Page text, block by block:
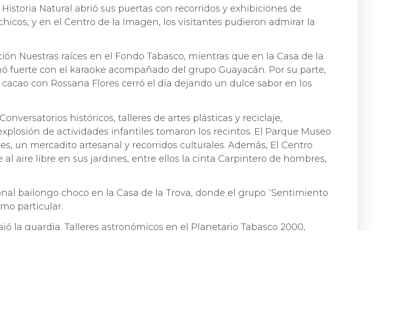
Natural abrió sus puertas con recorridos y exhibiciones de
y en el Centro de la Imagen, los visitantes pudieron admirar la
Nuestras raíces en el Fondo Tabasco, mientras que en la Casa de la
fuerte con el karaoke acompañado del grupo Guayacán. Por su parte,
con Rossana Flores cerró el día dejando un dulce sabor en los
históricos, talleres de artes plásticas y reciclaje,
de actividades infantiles tomaron los recintos. El Parque Museo
un mercadito artesanal y recorridos culturales. Además, El Centro
aire libre en sus jardines, entre ellos la cinta Carpintero de hombres,
bailongo choco en la Casa de la Trova, donde el grupo “Sentimiento
particular.
la guardia. Talleres astronómicos en el Planetario Tabasco 2000,